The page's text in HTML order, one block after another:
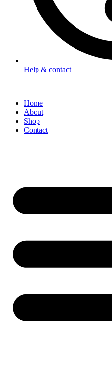
Help & contact
Home
About
Shop
Contact